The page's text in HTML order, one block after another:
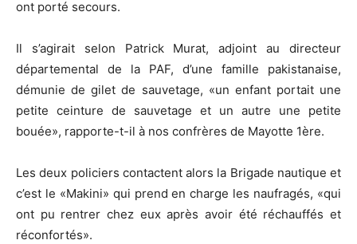
ont porté secours.
Il s’agirait selon Patrick Murat, adjoint au directeur
départemental de la PAF, d’une famille pakistanaise,
démunie de gilet de sauvetage, «un enfant portait une
petite ceinture de sauvetage et un autre une petite
bouée», rapporte-t-il à nos confrères de Mayotte 1ère.
Les deux policiers contactent alors la Brigade nautique et
c’est le «Makini» qui prend en charge les naufragés, «qui
ont pu rentrer chez eux après avoir été réchauffés et
réconfortés».